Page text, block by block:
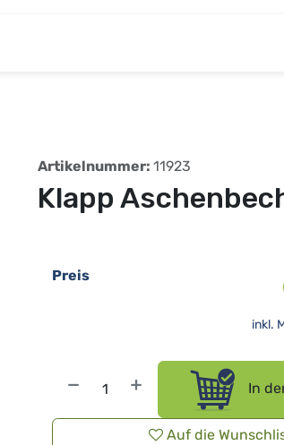
Artikelnummer: 11923
Klapp
In
Auf die
Preis
inkl.